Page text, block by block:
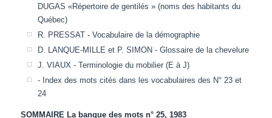
DUGAS «Répertoire de gentilés » (noms des habitants du
Québec)
R. PRESSAT - Vocabulaire de la démographie
D. LANQUE-MILLE et P. SIMON - Glossaire de la chevelure
J. VIAUX - Terminologie du mobilier (E à J)
- Index des mots cités dans les vocabulaires des N° 23 et
24
SOMMAIRE La banque des mots n° 25, 1983